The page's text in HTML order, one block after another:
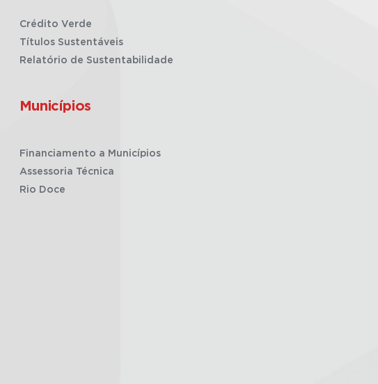
Crédito Verde
Títulos Sustentáveis
Relatório de Sustentabilidade
Municípios
Financiamento a Municípios
Assessoria Técnica
Rio Doce